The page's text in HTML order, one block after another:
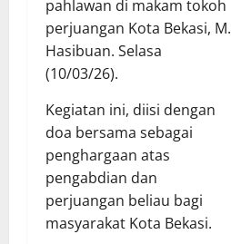
pahlawan di makam tokoh
perjuangan Kota Bekasi, M.
Hasibuan. Selasa
(10/03/26).
Kegiatan ini, diisi dengan
doa bersama sebagai
penghargaan atas
pengabdian dan
perjuangan beliau bagi
masyarakat Kota Bekasi.